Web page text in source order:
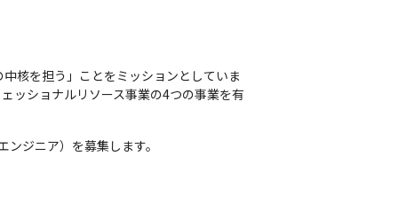
核を担う」ことをミッションとしていま
ッショナルリソース事業の4つの事業を有
ジニア）を募集します。